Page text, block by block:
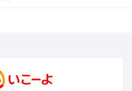
芸北のプールお出かけ